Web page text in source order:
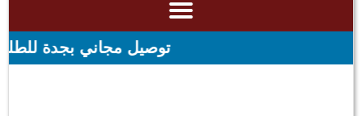
توصيل مجاني بجدة للطلبات فوق قيمه ال ١٠٠ ريال - شحن مجاني